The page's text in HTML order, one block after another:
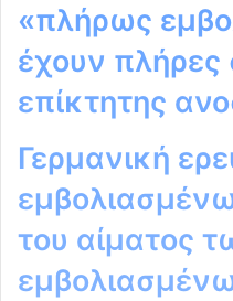
«πλήρως
έχουν
επίκτητης
Γερμανική
του αίματος